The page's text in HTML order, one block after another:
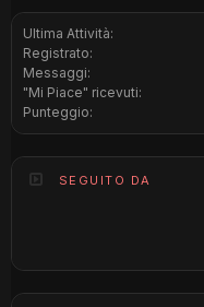
Ultima Attività:
Registrato:
Messaggi:
"Mi Piace" ricevuti:
Punteggio:
SEGUITO DA